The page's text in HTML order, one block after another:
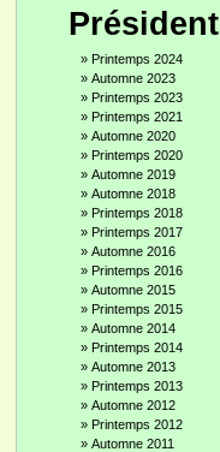
Président
» Printemps 2024
» Automne 2023
» Printemps 2023
» Printemps 2021
» Automne 2020
» Printemps 2020
» Automne 2019
» Automne 2018
» Printemps 2018
» Printemps 2017
» Automne 2016
» Printemps 2016
» Automne 2015
» Printemps 2015
» Automne 2014
» Printemps 2014
» Automne 2013
» Printemps 2013
» Automne 2012
» Printemps 2012
» Automne 2011